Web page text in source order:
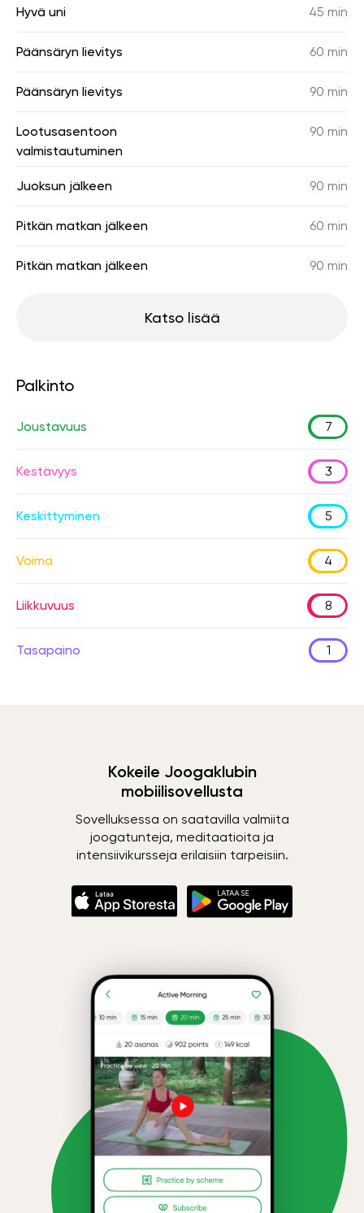
Hyvä uni 45 min
Päänsäryn lievitys 60 min
Päänsäryn lievitys 90 min
Lootusasentoon
valmistautuminen
90 min
Juoksun jälkeen 90 min
Pitkän matkan jälkeen 60 min
Pitkän matkan jälkeen 90 min
Katso lisää
Palkinto
Joustavuus 7
Kestävyys 3
Keskittyminen 5
Voima 4
Liikkuvuus 8
Tasapaino 1
Kokeile Joogaklubin
mobiilisovellusta
Sovelluksessa on saatavilla valmiita
joogatunteja, meditaatioita ja
intensiivikursseja erilaisiin tarpeisiin.